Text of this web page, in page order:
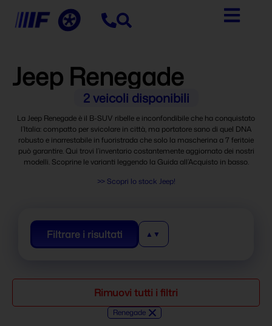
Jeep Renegade
2veicoli disponibili
La Jeep Renegade è il B-SUV ribelle e inconfondibile che ha conquistato
l’Italia: compatto per svicolare in città, ma portatore sano di quel DNA
robusto e inarrestabile in fuoristrada che solo la mascherina a 7 feritoie
può garantire. Qui trovi l’inventario costantemente aggiornato dei nostri
modelli. Scoprine le varianti leggendo la Guida all’Acquisto in basso.
>> Scopri lo stock Jeep!
Filtrare i risultati
Rimuovi tutti i filtri
Renegade×